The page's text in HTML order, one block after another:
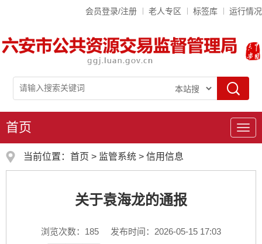
会员登录/注册 老人专区 标签库 运行情况
导
首页
当前位置： 首页 > 监管系统 > 信用信息
关于袁海龙的通报
浏览次数： 185
发布时间：2026-05-15 17:03